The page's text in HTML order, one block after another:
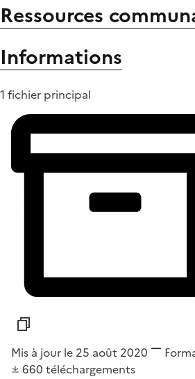
Ressources
Informations
1 fichier principal
Mis à jour le 25 août 2020
660 téléchargements